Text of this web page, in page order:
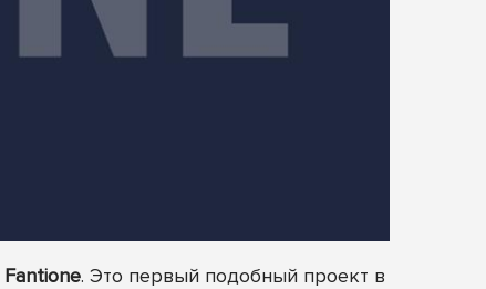
Fantione. Это первый подобный проект в